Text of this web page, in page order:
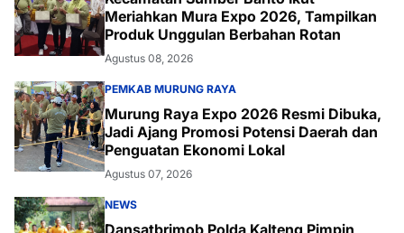
Meriahkan Mura Expo 2026, Tampilkan
Produk Unggulan Berbahan Rotan
Agustus 08, 2026
PEMKAB MURUNG RAYA
Murung Raya Expo 2026 Resmi Dibuka,
Jadi Ajang Promosi Potensi Daerah dan
Penguatan Ekonomi Lokal
Agustus 07, 2026
NEWS
Dansatbrimob Polda Kalteng Pimpin